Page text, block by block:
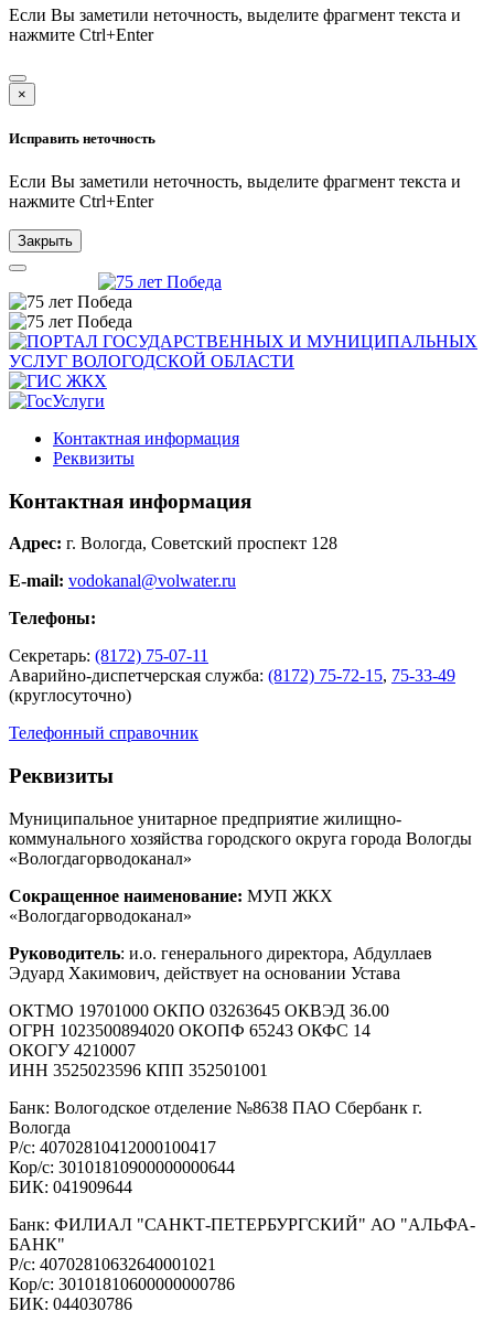
Если Вы заметили неточность, выделите фрагмент текста и
нажмите Ctrl+Enter
×
Исправить неточность
Если Вы заметили неточность, выделите фрагмент текста и
нажмите Ctrl+Enter
Закрыть
Контактная информация
Реквизиты
Контактная информация
Адрес: г. Вологда, Советский проспект 128
E-mail: vodokanal@volwater.ru
Телефоны:
Секретарь: (8172) 75-07-11
Аварийно-диспетчерская служба: (8172) 75-72-15, 75-33-49
(круглосуточно)
Телефонный справочник
Реквизиты
Муниципальное унитарное предприятие жилищно-
коммунального хозяйства городского округа города Вологды
«Вологдагорводоканал»
Сокращенное наименование: МУП ЖКХ
«Вологдагорводоканал»
Руководитель: и.о. генерального директора, Абдуллаев
Эдуард Хакимович, действует на основании Устава
ОКТМО 19701000 ОКПО 03263645 ОКВЭД 36.00
ОГРН 1023500894020 ОКОПФ 65243 ОКФС 14
ОКОГУ 4210007
ИНН 3525023596 КПП 352501001
Банк: Вологодское отделение №8638 ПАО Сбербанк г.
Вологда
Р/с: 40702810412000100417
Кор/с: 30101810900000000644
БИК: 041909644
Банк: ФИЛИАЛ "САНКТ-ПЕТЕРБУРГСКИЙ" АО "АЛЬФА-
БАНК"
Р/с: 40702810632640001021
Кор/с: 30101810600000000786
БИК: 044030786